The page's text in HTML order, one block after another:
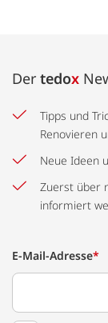
Der tedox
Tipps und
Renovieren
Neue Ideen
Zuerst über
informiert
E-Mail-Adresse*